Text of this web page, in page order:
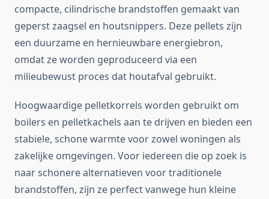
compacte, cilindrische brandstoffen gemaakt van
geperst zaagsel en houtsnippers. Deze pellets zijn
een duurzame en hernieuwbare energiebron,
omdat ze worden geproduceerd via een
milieubewust proces dat houtafval gebruikt.
Hoogwaardige pelletkorrels worden gebruikt om
boilers en pelletkachels aan te drijven en bieden een
stabiele, schone warmte voor zowel woningen als
zakelijke omgevingen. Voor iedereen die op zoek is
naar schonere alternatieven voor traditionele
brandstoffen, zijn ze perfect vanwege hun kleine